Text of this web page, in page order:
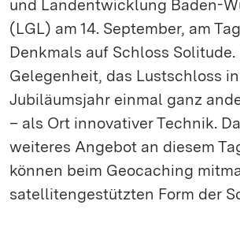
und Landentwicklung Baden-
(LGL) am 14. September, am
Denkmals auf Schloss Solitude.
Gelegenheit, das Lustschloss
Jubiläumsjahr einmal ganz
– als Ort innovativer Technik.
weiteres Angebot an diesem
können beim Geocaching
satellitengestützten Form der